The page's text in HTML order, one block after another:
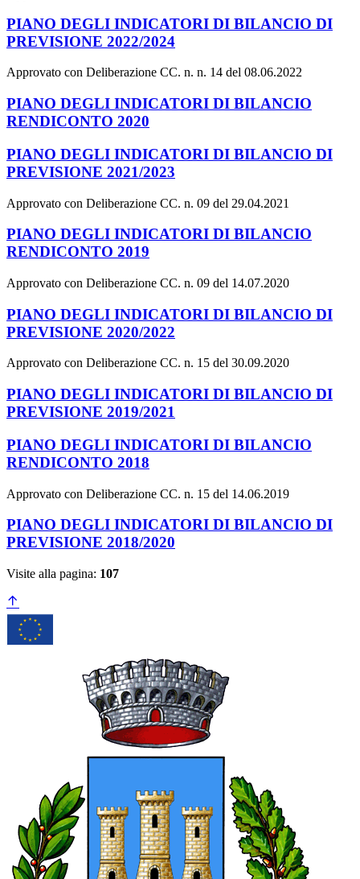
PIANO DEGLI INDICATORI DI BILANCIO DI
PREVISIONE 2022/2024
Approvato con Deliberazione CC. n. n. 14 del 08.06.2022
PIANO DEGLI INDICATORI DI BILANCIO
RENDICONTO 2020
PIANO DEGLI INDICATORI DI BILANCIO DI
PREVISIONE 2021/2023
Approvato con Deliberazione CC. n. 09 del 29.04.2021
PIANO DEGLI INDICATORI DI BILANCIO
RENDICONTO 2019
Approvato con Deliberazione CC. n. 09 del 14.07.2020
PIANO DEGLI INDICATORI DI BILANCIO DI
PREVISIONE 2020/2022
Approvato con Deliberazione CC. n. 15 del 30.09.2020
PIANO DEGLI INDICATORI DI BILANCIO DI
PREVISIONE 2019/2021
PIANO DEGLI INDICATORI DI BILANCIO
RENDICONTO 2018
Approvato con Deliberazione CC. n. 15 del 14.06.2019
PIANO DEGLI INDICATORI DI BILANCIO DI
PREVISIONE 2018/2020
Visite alla pagina: 107